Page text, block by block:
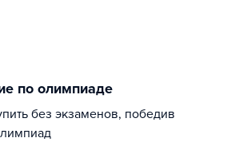
по олимпиаде
без экзаменов, победив